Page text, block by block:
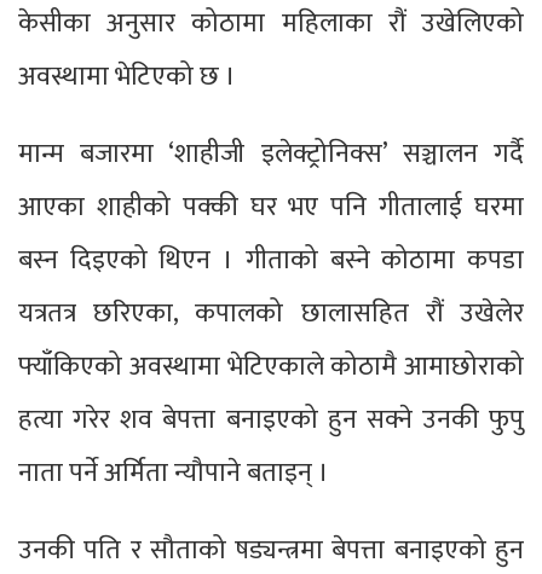
केसीका अनुसार कोठामा महिलाका रौं उखेलिएको
अवस्थामा भेटिएको छ ।
मान्म बजारमा ‘शाहीजी इलेक्ट्रोनिक्स’ सञ्चालन गर्दै
आएका शाहीको पक्की घर भए पनि गीतालाई घरमा
बस्न दिइएको थिएन । गीताको बस्ने कोठामा कपडा
यत्रतत्र छरिएका, कपालको छालासहित रौं उखेलेर
फ्याँकिएको अवस्थामा भेटिएकाले कोठामै आमाछोराको
हत्या गरेर शव बेपत्ता बनाइएको हुन सक्ने उनकी फुपु
नाता पर्ने अर्मिता न्यौपाने बताइन् ।
उनकी पति र सौताको षड्यन्त्रमा बेपत्ता बनाइएको हुन